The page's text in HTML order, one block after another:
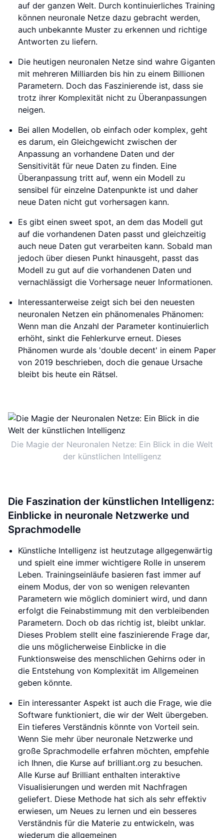
auf der ganzen Welt. Durch kontinuierliches Training
können neuronale Netze dazu gebracht werden,
auch unbekannte Muster zu erkennen und richtige
Antworten zu liefern.
Die heutigen neuronalen Netze sind wahre Giganten
mit mehreren Milliarden bis hin zu einem Billionen
Parametern. Doch das Faszinierende ist, dass sie
trotz ihrer Komplexität nicht zu Überanpassungen
neigen.
Bei allen Modellen, ob einfach oder komplex, geht
es darum, ein Gleichgewicht zwischen der
Anpassung an vorhandene Daten und der
Sensitivität für neue Daten zu finden. Eine
Überanpassung tritt auf, wenn ein Modell zu
sensibel für einzelne Datenpunkte ist und daher
neue Daten nicht gut vorhersagen kann.
Es gibt einen sweet spot, an dem das Modell gut
auf die vorhandenen Daten passt und gleichzeitig
auch neue Daten gut verarbeiten kann. Sobald man
jedoch über diesen Punkt hinausgeht, passt das
Modell zu gut auf die vorhandenen Daten und
vernachlässigt die Vorhersage neuer Informationen.
Interessanterweise zeigt sich bei den neuesten
neuronalen Netzen ein phänomenales Phänomen:
Wenn man die Anzahl der Parameter kontinuierlich
erhöht, sinkt die Fehlerkurve erneut. Dieses
Phänomen wurde als 'double decent' in einem Paper
von 2019 beschrieben, doch die genaue Ursache
bleibt bis heute ein Rätsel.
Die Magie der Neuronalen Netze: Ein Blick in die Welt
der künstlichen Intelligenz
Die Faszination der künstlichen Intelligenz:
Einblicke in neuronale Netzwerke und
Sprachmodelle
Künstliche Intelligenz ist heutzutage allgegenwärtig
und spielt eine immer wichtigere Rolle in unserem
Leben. Trainingseinläufe basieren fast immer auf
einem Modus, der von so wenigen relevanten
Parametern wie möglich dominiert wird, und dann
erfolgt die Feinabstimmung mit den verbleibenden
Parametern. Doch ob das richtig ist, bleibt unklar.
Dieses Problem stellt eine faszinierende Frage dar,
die uns möglicherweise Einblicke in die
Funktionsweise des menschlichen Gehirns oder in
die Entstehung von Komplexität im Allgemeinen
geben könnte.
Ein interessanter Aspekt ist auch die Frage, wie die
Software funktioniert, die wir der Welt übergeben.
Ein tieferes Verständnis könnte von Vorteil sein.
Wenn Sie mehr über neuronale Netzwerke und
große Sprachmodelle erfahren möchten, empfehle
ich Ihnen, die Kurse auf brilliant.org zu besuchen.
Alle Kurse auf Brilliant enthalten interaktive
Visualisierungen und werden mit Nachfragen
geliefert. Diese Methode hat sich als sehr effektiv
erwiesen, um Neues zu lernen und ein besseres
Verständnis für die Materie zu entwickeln, was
wiederum die allgemeinen